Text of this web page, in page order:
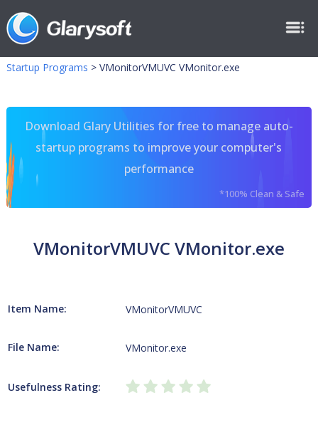
Startup Programs > VMonitorVMUVC VMonitor.exe
Download Glary Utilities for free to manage auto-
startup programs to improve your computer's
performance
*100% Clean & Safe
VMonitorVMUVC VMonitor.exe
Item Name: VMonitorVMUVC
File Name: VMonitor.exe
Usefulness Rating: